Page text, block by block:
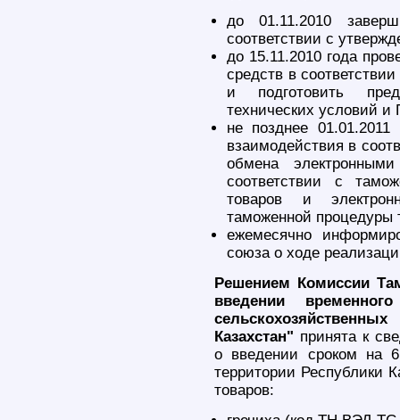
до 01.11.2010
соответствии с
до 15.11.2010 года
средств в
и подготовить
технических условий
не позднее 01.01.2011
взаимодействия в
обмена
соответствии с
товаров и
таможенной процедуры
ежемесячно
союза о ходе
Решением Комиссии
введении
Казахстан" принята к
о введении сроком на
территории Республики
товаров: